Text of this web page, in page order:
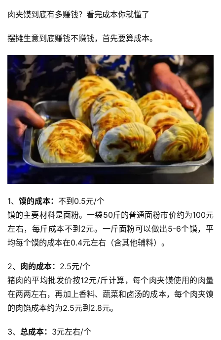
肉夹馍到底有多赚钱？看完成本你就懂了
摆摊生意到底赚钱不赚钱，首先要算成本。
1、 馍的成本： 不到0.5元/个
馍的主要材料是面粉。一袋50斤的普通面粉市价约为100元
左右，每斤成本不到2元。一斤面粉可以做出5-6个馍，平
均每个馍的成本在0.4元左右（含其他辅料）。
2、 肉的成本： 2.5元/个
猪肉的平均批发价按12元/斤计算，每个肉夹馍使用的肉量
在两两左右，再加上香料、蔬菜和卤汤的成本，每个肉夹馍
的肉馅成本约为2.5元到2.8元。
3、 总成本： 3元左右/个